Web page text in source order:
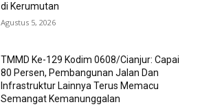
di Kerumutan
Agustus 5, 2026
TMMD Ke-129 Kodim 0608/Cianjur: Capai
80 Persen, Pembangunan Jalan Dan
Infrastruktur Lainnya Terus Memacu
Semangat Kemanunggalan